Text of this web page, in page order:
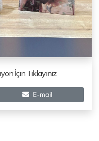
İçin Tıklayınız
E-mail